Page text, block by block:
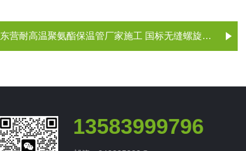
东营耐高温聚氨酯保温管厂家施工 国标无缝螺旋钢管规格
13583999796